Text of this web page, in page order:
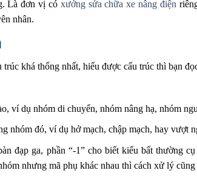
Là đơn vị có xưởng sửa chữa xe nâng điện
nhân.
khá thống nhất, hiểu được cấu trúc thì bạn
ví dụ nhóm di chuyển, nhóm nâng hạ, nhóm
nhóm đó, ví dụ hở mạch, chập mạch, hay vượt
đạp ga, phần “-1” cho biết kiểu bất thường
nhưng mã phụ khác nhau thì cách xử lý cũng